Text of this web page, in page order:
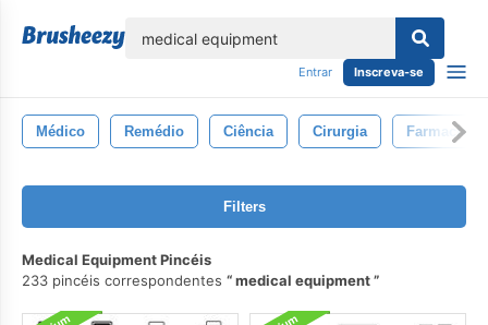
Entrar Inscreva-se
Médico Remédio Ciência Cirurgia Farmacia
Filters
Medical Equipment Pincéis
233 pincéis correspondentes
medical equipment